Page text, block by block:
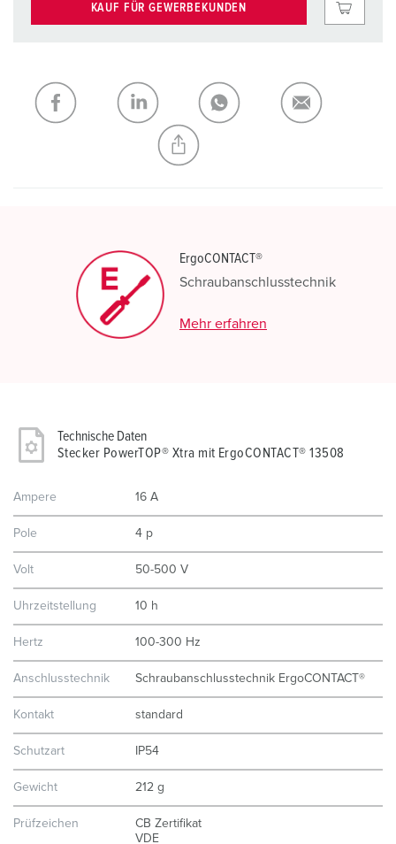
KAUF FÜR GEWERBEKUNDEN
ErgoCONTACT®
Schraubanschlusstechnik
Mehr erfahren
Technische Daten
Stecker PowerTOP® Xtra mit ErgoCONTACT® 13508
Ampere 16 A
Pole 4 p
Volt 50-500 V
Uhrzeitstellung 10 h
Hertz 100-300 Hz
Anschlusstechnik Schraubanschlusstechnik ErgoCONTACT®
Kontakt standard
Schutzart IP54
Gewicht 212 g
Prüfzeichen
CB Zertifikat
VDE